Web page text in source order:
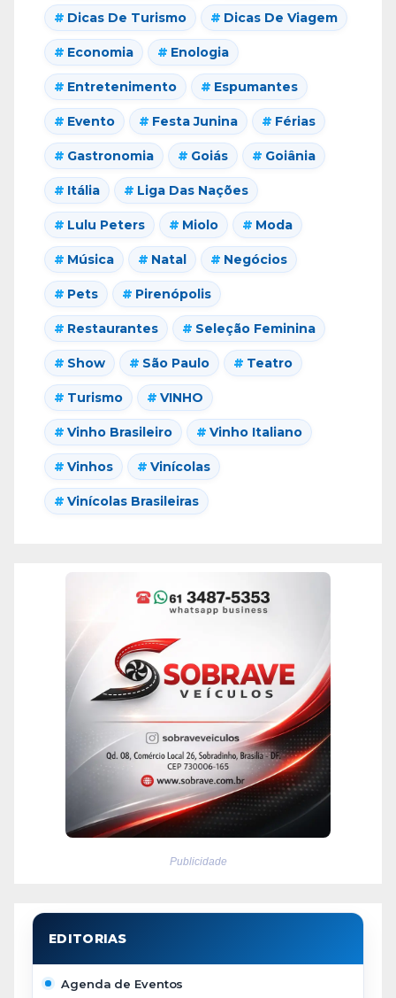
Dicas De Turismo Dicas De Viagem
Economia Enologia
Entretenimento Espumantes
Evento Festa Junina Férias
Gastronomia Goiás Goiânia
Itália Liga Das Nações
Lulu Peters Miolo Moda
Música Natal Negócios
Pets Pirenópolis
Restaurantes Seleção Feminina
Show São Paulo Teatro
Turismo VINHO
Vinho Brasileiro Vinho Italiano
Vinhos Vinícolas
Vinícolas Brasileiras
Publicidade
Agenda de Eventos